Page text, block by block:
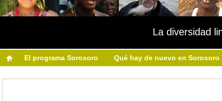
La diversidad
El programa Sorosoro Qué hay de nuevo en Sorosoro